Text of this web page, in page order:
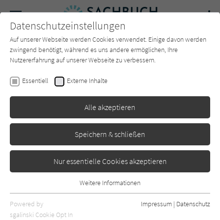
SUCHE Forum Charts Newsletter
Tim Farin
Rennradfahrer wissen muss
Bruckmann
Datenschutzeinstellungen
Auf unserer Webseite werden Cookies verwendet. Einige davon werden
zwingend benötigt, während es uns andere ermöglichen, Ihre
Nutzererfahrung auf unserer Webseite zu verbessern.
Essentiell Externe Inhalte
Alle akzeptieren
Speichern & schließen
Nur essentielle Cookies akzeptieren
Essentielle Cookies werden für grundlegende Funktionen der
Webseite benötigt. Dadurch ist gewährleistet, dass die Webseite
Weitere Informationen
Powered by
sgalinski Cookie Opt In
Impressum | Datenschutz